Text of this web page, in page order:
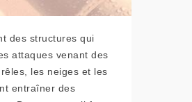
des structures qui
attaques venant des
les neiges et les
entraîner des